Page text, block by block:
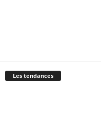
Les tendances